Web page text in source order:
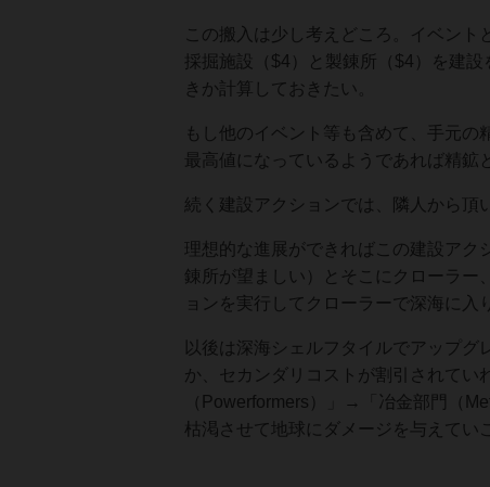
この搬入は少し考えどころ。イベント
採掘施設（$4）と製錬所（$4）を建
きか計算しておきたい。
もし他のイベント等も含めて、手元の
最高値になっているようであれば精鉱
続く建設アクションでは、隣人から頂
理想的な進展ができればこの建設ア
錬所が望ましい）とそこにクローラー
ョンを実行してクローラーで深海に入
以後は深海シェルフタイルでアップグ
か、セカンダリコストが割引されてい
（Powerformers）」→「冶金部門（
枯渇させて地球にダメージを与えてい